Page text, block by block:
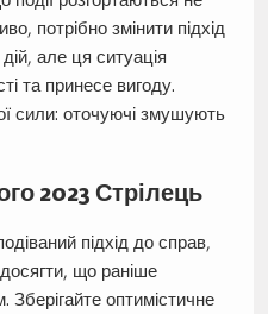
потрібно змінити підхід
але ця ситуація
та принесе вигоду.
сили: оточуючі змушують
2023 Стрілець
підхід до справ,
що раніше
оптимістичне